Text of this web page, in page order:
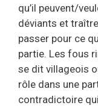
qu’il peuvent/
déviants et
passer pour ce
partie. Les fous
se dit villageois
rôle dans une
contradictoire